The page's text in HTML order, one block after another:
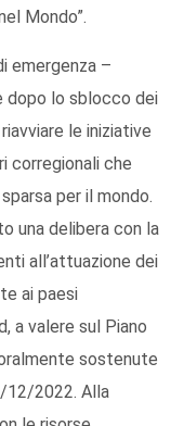
Mondo”.
emergenza –
dopo lo sblocco dei
le iniziative
corregionali che
per il mondo.
una delibera con la
all’attuazione dei
ai paesi
a valere sul Piano
sostenute
12/2022. Alla